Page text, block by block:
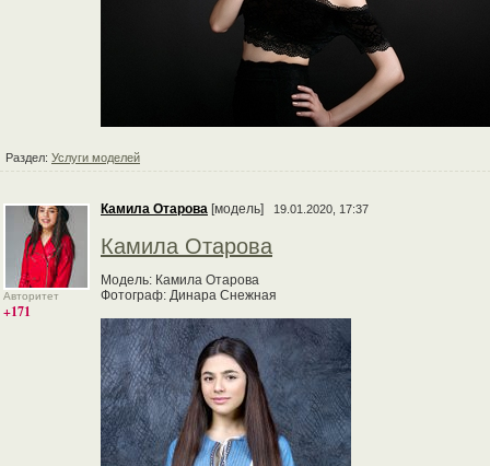
Раздел: Услуги моделей
Авторитет
+171
Камила Отарова [модель] 19.01.2020, 17:37
Камила Отарова
Модель: Камила Отарова
Фотограф: Динара Снежная